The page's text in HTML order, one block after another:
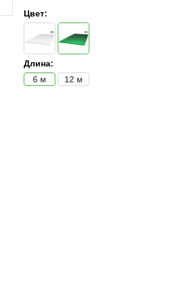
Цвет:
Длина:
6 м
12 м